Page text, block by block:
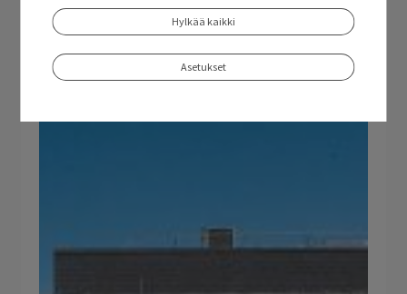
yllättävän kalliiksi
16 kesäkuu, 2025
Hylkää kaikki
Asetukset